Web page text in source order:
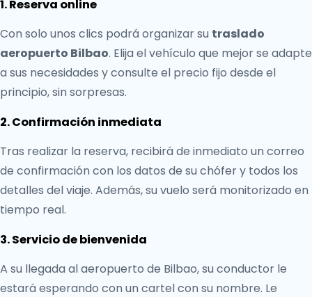
1. Reserva online
Con solo unos clics podrá organizar su traslado
aeropuerto Bilbao. Elija el vehículo que mejor se adapte
a sus necesidades y consulte el precio fijo desde el
principio, sin sorpresas.
2. Confirmación inmediata
Tras realizar la reserva, recibirá de inmediato un correo
de confirmación con los datos de su chófer y todos los
detalles del viaje. Además, su vuelo será monitorizado en
tiempo real.
3. Servicio de bienvenida
A su llegada al aeropuerto de Bilbao, su conductor le
estará esperando con un cartel con su nombre. Le